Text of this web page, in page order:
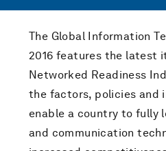
The Global Information
2016 features the latest
Networked Readiness
the factors, policies and
enable a country to fully
and communication